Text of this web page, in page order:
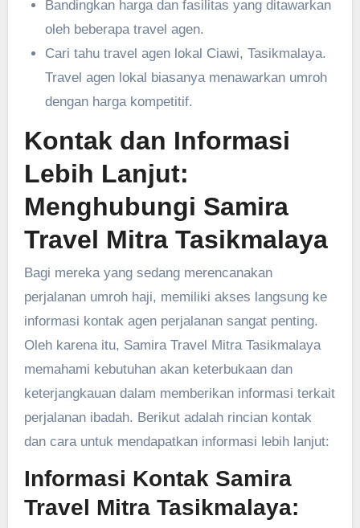
Bandingkan harga dan fasilitas yang ditawarkan
oleh beberapa travel agen.
Cari tahu travel agen lokal Ciawi, Tasikmalaya.
Travel agen lokal biasanya menawarkan umroh
dengan harga kompetitif.
Kontak dan Informasi
Lebih Lanjut:
Menghubungi Samira
Travel Mitra Tasikmalaya
Bagi mereka yang sedang merencanakan
perjalanan umroh haji, memiliki akses langsung ke
informasi kontak agen perjalanan sangat penting.
Oleh karena itu, Samira Travel Mitra Tasikmalaya
memahami kebutuhan akan keterbukaan dan
keterjangkauan dalam memberikan informasi terkait
perjalanan ibadah. Berikut adalah rincian kontak
dan cara untuk mendapatkan informasi lebih lanjut:
Informasi Kontak Samira
Travel Mitra Tasikmalaya: